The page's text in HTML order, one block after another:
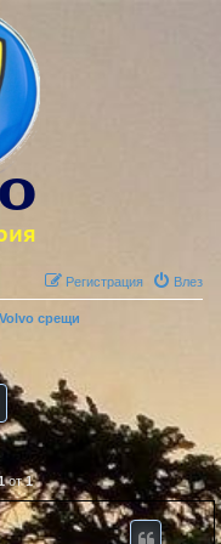
Влез
Регистрация
Volvo срещи
търсене
от1